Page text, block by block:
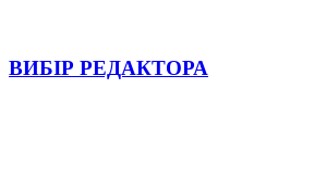
ВИБІР РЕДАКТОРА